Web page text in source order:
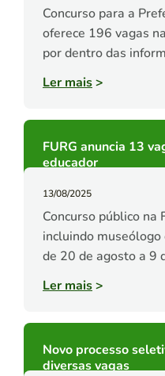
Concurso para a
oferece 196 vagas
por dentro das
Ler mais>
FURG anuncia 13
educador
13/08/2025
Concurso público na
incluindo museólogo
de 20 de agosto a 9
Ler mais>
Novo processo
diversas vagas